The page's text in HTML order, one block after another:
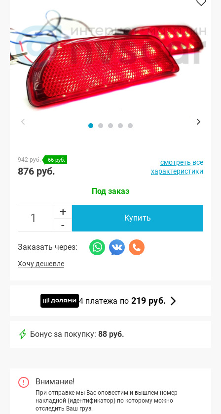
942 руб. - 66 руб.
876 руб.
смотреть все
характеристики
Под заказ
+
-
Купить
Заказать через:
Хочу дешевле
4 платежа по 219 руб.
Бонус за покупку: 88 руб.
Внимание!
При отправке мы Вас оповестим и вышлем номер
накладной (идентификатор) по которому можно
отследить Ваш груз.